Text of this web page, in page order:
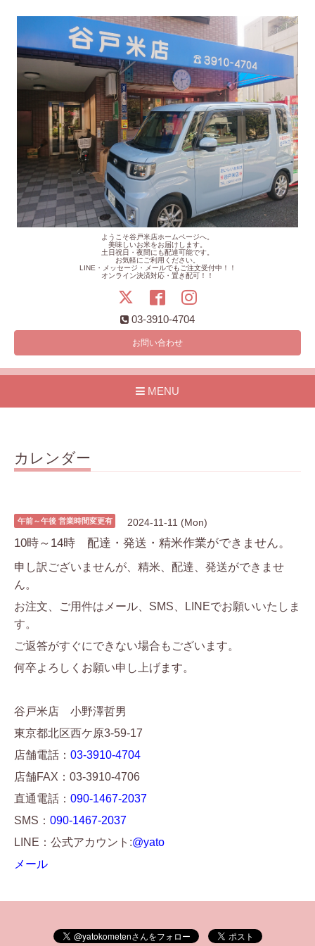
ようこそ谷戸米店ホームページへ。
美味しいお米をお届けします。
土日祝日・夜間にも配達可能です。
お気軽にご利用ください。
LINE・メッセージ・メールでもご注文受付中！！
オンライン決済対応・置き配可！！
03-3910-4704
お問い合わせ
MENU
カレンダー
午前～午後 営業時間変更有 2024-11-11 (Mon)
10時～14時 配達・発送・精米作業ができません。
申し訳ございませんが、精米、配達、発送ができませ
ん。
お注文、ご用件はメール、SMS、LINEでお願いいたしま
す。
ご返答がすぐにできない場合もございます。
何卒よろしくお願い申し上げます。
谷戸米店 小野澤哲男
東京都北区西ケ原3-59-17
店舗電話： 03-3910-4704
店舗FAX：03-3910-4706
直通電話： 090-1467-2037
SMS： 090-1467-2037
LINE：公式アカウント:@yato
メール